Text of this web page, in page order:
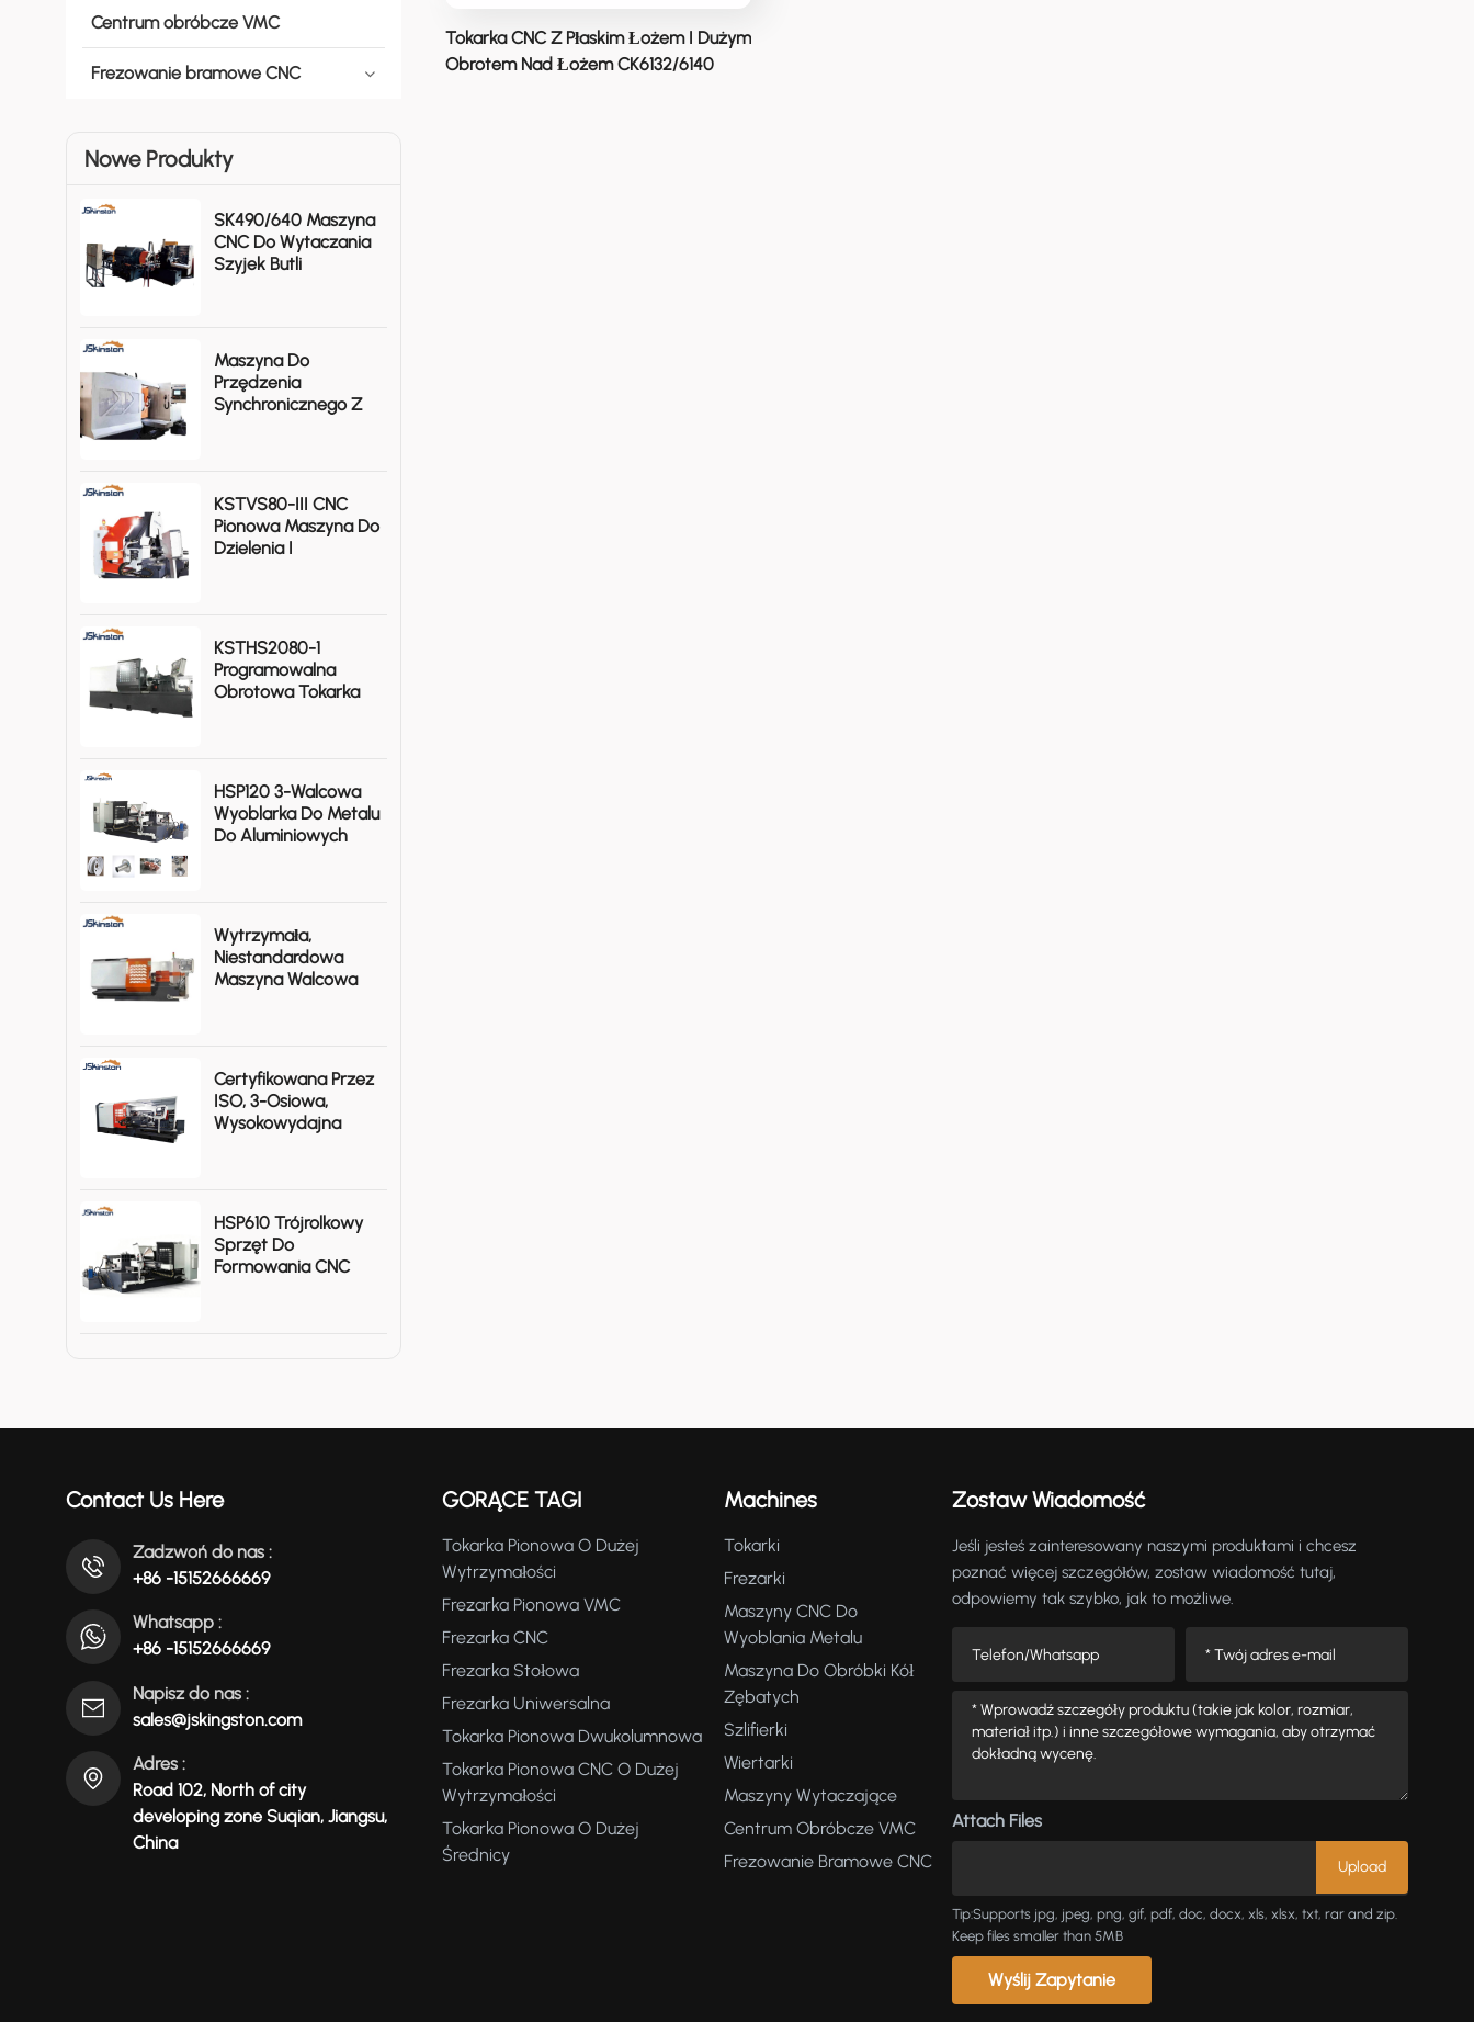
Centrum obróbcze VMC
Frezowanie bramowe CNC
Nowe Produkty
SK490/640 Maszyna
CNC Do Wytaczania
Szyjek Butli
Maszyna Do
Przędzenia
Synchronicznego Z
KSTVS80-III CNC
Pionowa Maszyna Do
Dzielenia I
KSTHS2080-1
Programowalna
Obrotowa Tokarka
HSP120 3-Walcowa
Wyoblarka Do Metalu
Do Aluminiowych
Wytrzymała,
Niestandardowa
Maszyna Walcowa
Certyfikowana Przez
ISO, 3-Osiowa,
Wysokowydajna
HSP610 Trójrolkowy
Sprzęt Do
Formowania CNC
Tokarka CNC Z Płaskim Łożem I Dużym
Obrotem Nad Łożem CK6132/6140
Contact Us Here
Zadzwoń do nas :
+86 -15152666669
Whatsapp :
+86 -15152666669
Napisz do nas :
sales@jskingston.com
Adres :
Road 102, North of city
developing zone Suqian, Jiangsu,
China
GORĄCE TAGI
Tokarka Pionowa O Dużej
Wytrzymałości
Frezarka Pionowa VMC
Frezarka CNC
Frezarka Stołowa
Frezarka Uniwersalna
Tokarka Pionowa Dwukolumnowa
Tokarka Pionowa CNC O Dużej
Wytrzymałości
Tokarka Pionowa O Dużej
Średnicy
Machines
Tokarki
Frezarki
Maszyny CNC Do
Wyoblania Metalu
Maszyna Do Obróbki Kół
Zębatych
Szlifierki
Wiertarki
Maszyny Wytaczające
Centrum Obróbcze VMC
Frezowanie Bramowe CNC
Zostaw Wiadomość
Jeśli jesteś zainteresowany naszymi produktami i chcesz
poznać więcej szczegółów, zostaw wiadomość tutaj,
odpowiemy tak szybko, jak to możliwe.
Attach Files
Tip:Supports jpg, jpeg, png, gif, pdf, doc, docx, xls, xlsx, txt, rar and zip.
Keep files smaller than 5MB
Wyślij Zapytanie